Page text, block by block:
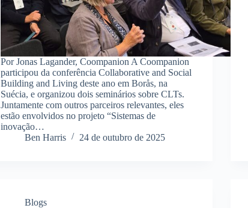
Por Jonas Lagander, Coompanion A Coompanion
participou da conferência Collaborative and Social
Building and Living deste ano em Borås, na
Suécia, e organizou dois seminários sobre CLTs.
Juntamente com outros parceiros relevantes, eles
estão envolvidos no projeto “Sistemas de
inovação…
Ben Harris
24 de outubro de 2025
Blogs